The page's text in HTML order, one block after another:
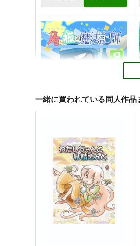
角と板と魔法記師8
とりからの巣
円（税込）
オリジナル
ベル・メリオン
アシオ・グレース
ホワイト
一緒に買われている同人作品